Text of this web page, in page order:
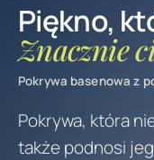
Piękno,
Znacznie
Pokrywa basenowa z
Pokrywa, która
także podnosi